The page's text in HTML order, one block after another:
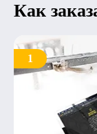
Как
1